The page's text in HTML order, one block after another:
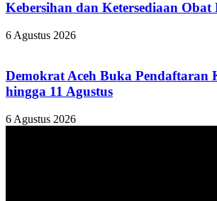
Kebersihan dan Ketersediaan Obat
6 Agustus 2026
Demokrat Aceh Buka Pendaftaran
hingga 11 Agustus
6 Agustus 2026